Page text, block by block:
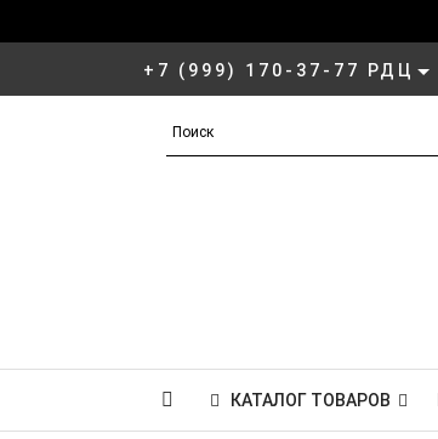
+7 (999) 170-37-77 РДЦ
КАТАЛОГ ТОВАРОВ